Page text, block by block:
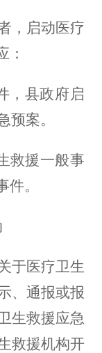
，启动医疗
：
，县政府启
预案。
救援一般事
。
于医疗卫生
、通报或报
生救援应急
救援机构开